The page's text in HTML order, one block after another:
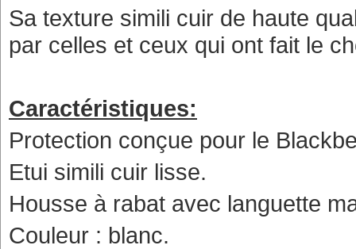
Sa texture simili cuir de haute
par celles et ceux qui ont fait le
Caractéristiques:
Protection conçue pour le
Etui simili cuir lisse.
Housse à rabat avec languette
Couleur : blanc.